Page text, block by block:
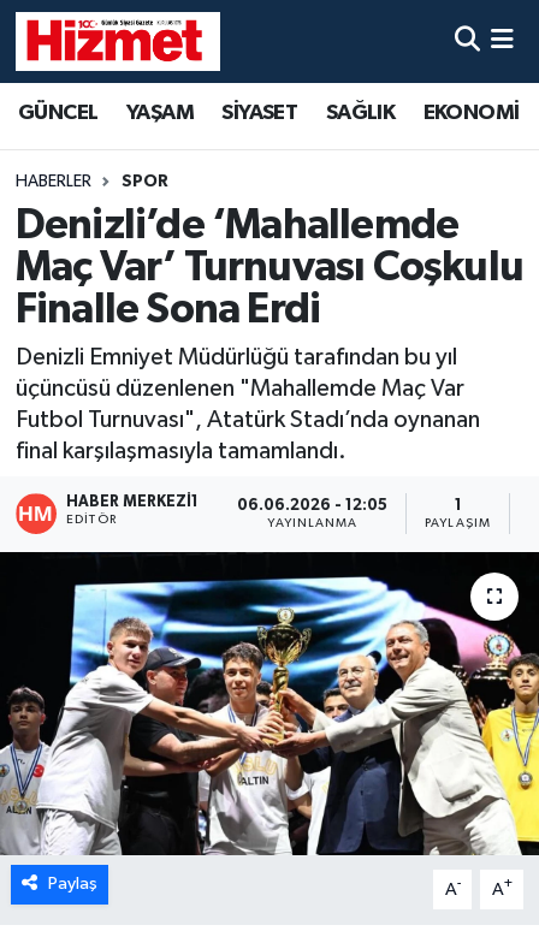
GÜNCEL YAŞAM SİYASET SAĞLIK EKONOMİ
HABERLER SPOR
Denizli’de ‘Mahallemde
Maç Var’ Turnuvası Coşkulu
Finalle Sona Erdi
Denizli Emniyet Müdürlüğü tarafından bu yıl
üçüncüsü düzenlenen "Mahallemde Maç Var
Futbol Turnuvası", Atatürk Stadı’nda oynanan
final karşılaşmasıyla tamamlandı.
HABER MERKEZI1
EDITÖR
06.06.2026 - 12:05
YAYINLANMA
1
PAYLAŞIM
Paylaş A- A+
YAŞAM
SİYASET
SAĞLIK
KÜLTÜR SANAT
SPOR
MAGAZİN
ÖZEL HABER
DTO
RESMİ REKLAM
Denizli Hava Durumu
Denizli Trafik Yoğunluk Haritası
Süper Lig Puan Durumu ve Fikstür
Son Dakika Haberleri
Haber Arşivi